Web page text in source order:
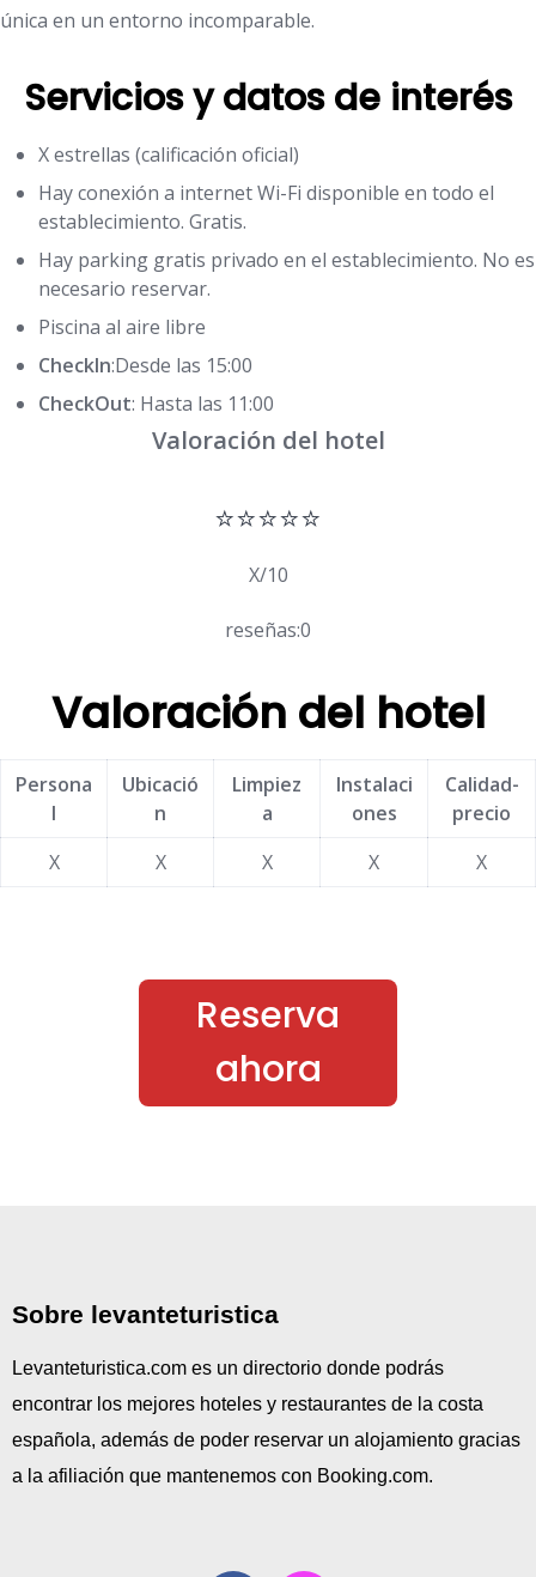
única en un entorno incomparable.
Servicios y datos de interés
X estrellas (calificación oficial)
Hay conexión a internet Wi-Fi disponible en todo el
establecimiento. Gratis.
Hay parking gratis privado en el establecimiento. No es
necesario reservar.
Piscina al aire libre
CheckIn:Desde las 15:00
CheckOut: Hasta las 11:00
Valoración del hotel
⭐⭐⭐⭐⭐
X/10
reseñas:0
Valoración del hotel
Persona
l
Ubicació
n
Limpiez
a
Instalaci
ones
Calidad-
precio
X
X X X X
Reserva
ahora
Sobre levanteturistica
Levanteturistica.com es un directorio donde podrás
encontrar los mejores hoteles y restaurantes de la costa
española, además de poder reservar un alojamiento gracias
a la afiliación que mantenemos con Booking.com.